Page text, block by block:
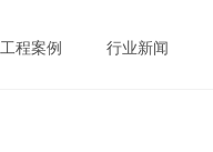
工程案例 行业新闻